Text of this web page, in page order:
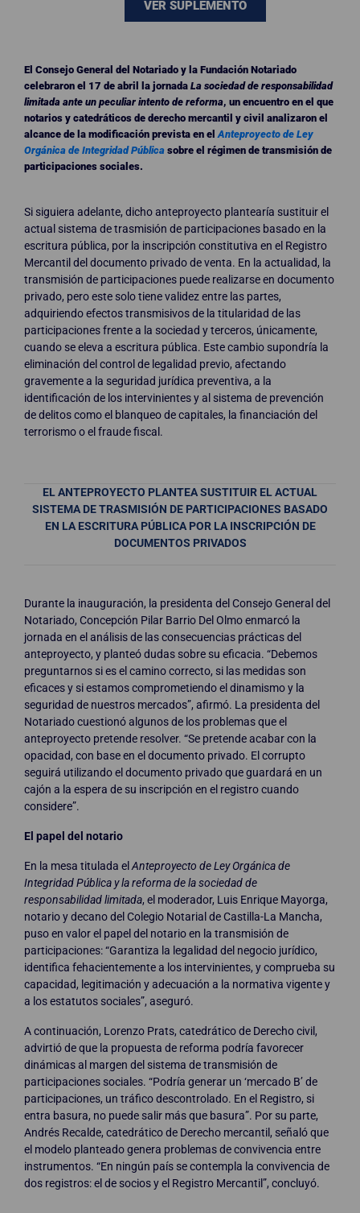
VER SUPLEMENTO
El Consejo General del Notariado y la Fundación Notariado
celebraron el 17 de abril la jornada La sociedad de responsabilidad
limitada ante un peculiar intento de reforma, un encuentro en el que
notarios y catedráticos de derecho mercantil y civil analizaron el
alcance de la modificación prevista en el Anteproyecto de Ley
Orgánica de Integridad Pública sobre el régimen de transmisión de
participaciones sociales.
Si siguiera adelante, dicho anteproyecto plantearía sustituir el
actual sistema de trasmisión de participaciones basado en la
escritura pública, por la inscripción constitutiva en el Registro
Mercantil del documento privado de venta. En la actualidad, la
transmisión de participaciones puede realizarse en documento
privado, pero este solo tiene validez entre las partes,
adquiriendo efectos transmisivos de la titularidad de las
participaciones frente a la sociedad y terceros, únicamente,
cuando se eleva a escritura pública. Este cambio supondría la
eliminación del control de legalidad previo, afectando
gravemente a la seguridad jurídica preventiva, a la
identificación de los intervinientes y al sistema de prevención
de delitos como el blanqueo de capitales, la financiación del
terrorismo o el fraude fiscal.
EL ANTEPROYECTO PLANTEA SUSTITUIR EL ACTUAL
SISTEMA DE TRASMISIÓN DE PARTICIPACIONES BASADO
EN LA ESCRITURA PÚBLICA POR LA INSCRIPCIÓN DE
DOCUMENTOS PRIVADOS
Durante la inauguración, la presidenta del Consejo General del
Notariado, Concepción Pilar Barrio Del Olmo enmarcó la
jornada en el análisis de las consecuencias prácticas del
anteproyecto, y planteó dudas sobre su eficacia. “Debemos
preguntarnos si es el camino correcto, si las medidas son
eficaces y si estamos comprometiendo el dinamismo y la
seguridad de nuestros mercados”, afirmó. La presidenta del
Notariado cuestionó algunos de los problemas que el
anteproyecto pretende resolver. “Se pretende acabar con la
opacidad, con base en el documento privado. El corrupto
seguirá utilizando el documento privado que guardará en un
cajón a la espera de su inscripción en el registro cuando
considere”.
El papel del notario
En la mesa titulada el Anteproyecto de Ley Orgánica de
Integridad Pública y la reforma de la sociedad de
responsabilidad limitada, el moderador, Luis Enrique Mayorga,
notario y decano del Colegio Notarial de Castilla-La Mancha,
puso en valor el papel del notario en la transmisión de
participaciones: “Garantiza la legalidad del negocio jurídico,
identifica fehacientemente a los intervinientes, y comprueba su
capacidad, legitimación y adecuación a la normativa vigente y
a los estatutos sociales”, aseguró.
A continuación, Lorenzo Prats, catedrático de Derecho civil,
advirtió de que la propuesta de reforma podría favorecer
dinámicas al margen del sistema de transmisión de
participaciones sociales. “Podría generar un ‘mercado B’ de
participaciones, un tráfico descontrolado. En el Registro, si
entra basura, no puede salir más que basura”. Por su parte,
Andrés Recalde, catedrático de Derecho mercantil, señaló que
el modelo planteado genera problemas de convivencia entre
instrumentos. “En ningún país se contempla la convivencia de
dos registros: el de socios y el Registro Mercantil”, concluyó.